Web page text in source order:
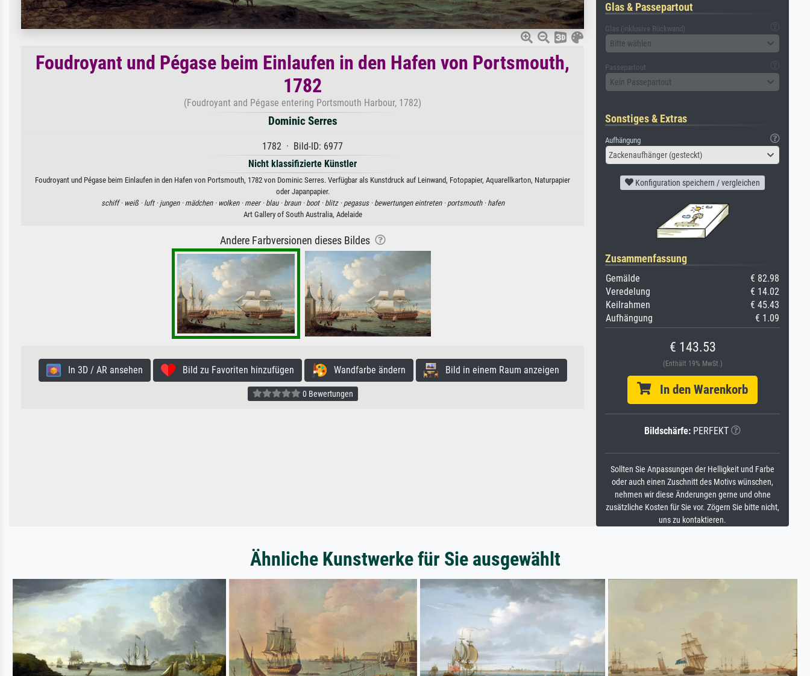
Foudroyant und Pégase beim Einlaufen in den Hafen von Portsmouth,
1782
(Foudroyant and Pégase entering Portsmouth Harbour, 1782)
Dominic Serres
1782 · Bild-ID: 6977
Nicht klassifizierte Künstler
Foudroyant und Pégase beim Einlaufen in den Hafen von Portsmouth, 1782 von Dominic Serres. Verfügbar als Kunstdruck auf Leinwand, Fotopapier, Aquarellkarton, Naturpapier
oder Japanpapier.
schiff · weiß · luft · jungen · mädchen · wolken · meer · blau · braun · boot · blitz · pegasus · bewertungen eintreten · portsmouth · hafen
Art Gallery of South Australia, Adelaide
Andere Farbversionen dieses Bildes
In 3D / AR ansehen Bild zu Favoriten hinzufügen Wandfarbe ändern Bild in einem Raum anzeigen
0 Bewertungen
Glas & Passepartout
Glas (inklusive Rückwand)
Bitte wählen
Passepartout
Kein Passepartout
Sonstiges & Extras
Aufhängung
Zackenaufhänger (gesteckt)
Konfiguration speichern / vergleichen
Zusammenfassung
Gemälde
€ 82.98
Veredelung
€ 14.02
Keilrahmen
€ 45.43
Aufhängung
€ 1.09
€ 143.53
(Enthält 19% MwSt.)
In den Warenkorb
Bildschärfe: PERFEKT
Sollten Sie Anpassungen der Helligkeit und Farbe
oder auch einen Zuschnitt des Motivs wünschen,
nehmen wir diese Änderungen gerne und ohne
zusätzliche Kosten für Sie vor. Zögern Sie bitte nicht,
uns zu kontaktieren.
Ähnliche Kunstwerke für Sie ausgewählt